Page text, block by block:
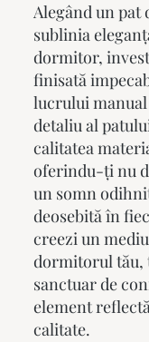
Alegând un pat
sublinia
dormitor,
finisată
lucrului
detaliu al
calitatea
oferindu-ți nu
un somn
deosebită în
creezi un
dormitorul
sanctuar de
element
calitate.